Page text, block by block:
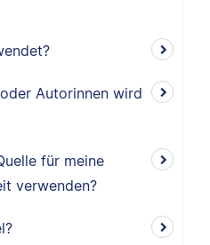
Autorinnen wird
für meine
verwenden?